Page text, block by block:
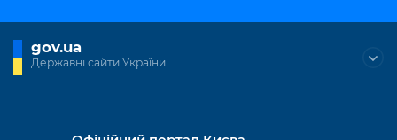
gov.ua
Державні сайти України